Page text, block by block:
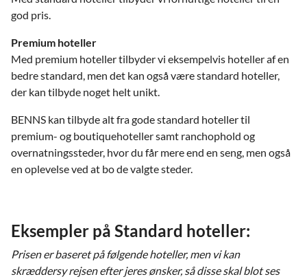
god pris.
Premium hoteller
Med premium hoteller tilbyder vi eksempelvis hoteller af en
bedre standard, men det kan også være standard hoteller,
der kan tilbyde noget helt unikt.
BENNS kan tilbyde alt fra gode standard hoteller til
premium- og boutiquehoteller samt ranchophold og
overnatningssteder, hvor du får mere end en seng, men også
en oplevelse ved at bo de valgte steder.
Eksempler på Standard hoteller:
Prisen er baseret på følgende hoteller, men vi kan
skræddersy rejsen efter jeres ønsker, så disse skal blot ses